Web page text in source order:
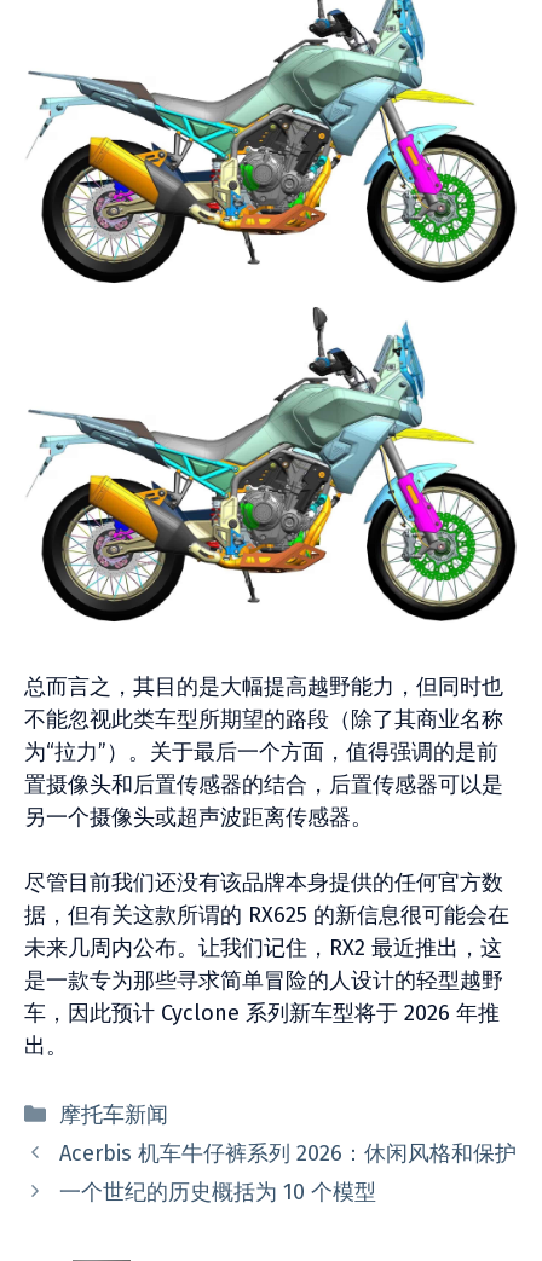
总而言之，其目的是大幅提高越野能力，但同时也
不能忽视此类车型所期望的路段（除了其商业名称
为“拉力”）。关于最后一个方面，值得强调的是前
置摄像头和后置传感器的结合，后置传感器可以是
另一个摄像头或超声波距离传感器。
尽管目前我们还没有该品牌本身提供的任何官方数
据，但有关这款所谓的 RX625 的新信息很可能会在
未来几周内公布。让我们记住，RX2 最近推出，这
是一款专为那些寻求简单冒险的人设计的轻型越野
车，因此预计 Cyclone 系列新车型将于 2026 年推
出。
分
类
摩托车新闻
Acerbis 机车牛仔裤系列 2026：休闲风格和保护
一个世纪的历史概括为 10 个模型